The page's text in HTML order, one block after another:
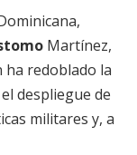
Martínez,
ha redoblado la
despliegue de
militares y, a